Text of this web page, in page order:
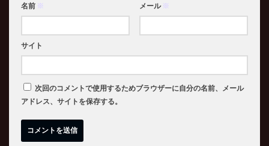
名前 ※ メール ※
サイト
次回のコメントで使用するためブラウザーに自分の名前、メール
アドレス、サイトを保存する。